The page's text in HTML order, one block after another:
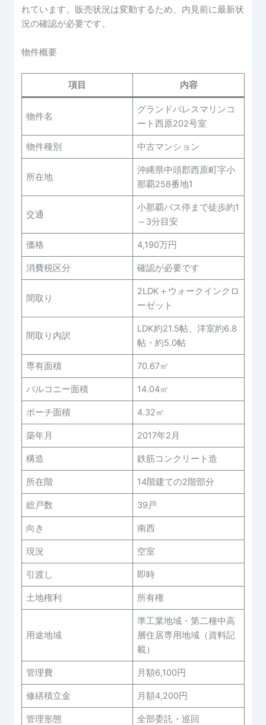
れています。販売状況は変動するため、内見前に最新状
況の確認が必要です。
物件概要
項目 内容
物件名
グランドパレスマリンコ
ート西原202号室
物件種別 中古マンション
所在地
沖縄県中頭郡西原町字小
那覇258番地1
交通
小那覇バス停まで徒歩約1
～3分目安
価格 4,190万円
消費税区分 確認が必要です
間取り
2LDK＋ウォークインクロ
ーゼット
間取り内訳
LDK約21.5帖、洋室約6.8
帖・約5.0帖
専有面積 70.67㎡
バルコニー面積 14.04㎡
ポーチ面積 4.32㎡
築年月 2017年2月
構造 鉄筋コンクリート造
所在階 14階建ての2階部分
総戸数 39戸
向き 南西
現況 空室
引渡し 即時
土地権利 所有権
用途地域
準工業地域・第二種中高
層住居専用地域（資料記
載）
管理費 月額6,100円
修繕積立金 月額4,200円
管理形態 全部委託・巡回